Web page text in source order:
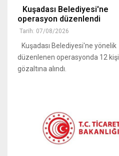
Kuşadası Belediyesi'ne
operasyon düzenlendi
Tarih: 07/08/2026
Kuşadası Belediyesi'ne yönelik
düzenlenen operasyonda 12 kişi
gözaltına alındı.